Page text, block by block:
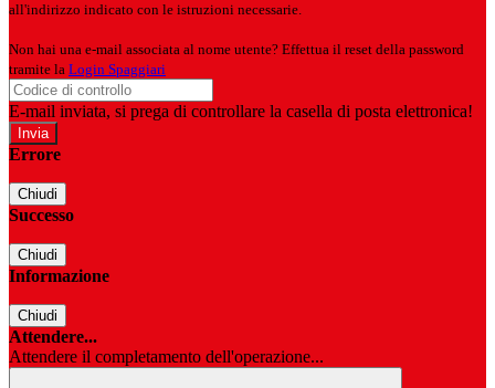
all'indirizzo indicato con le istruzioni necessarie.
Non hai una e-mail associata al nome utente? Effettua il reset della password
tramite la Login Spaggiari
E-mail inviata, si prega di controllare la casella di posta elettronica!
Errore
Chiudi
Successo
Chiudi
Informazione
Chiudi
Attendere...
Attendere il completamento dell'operazione...